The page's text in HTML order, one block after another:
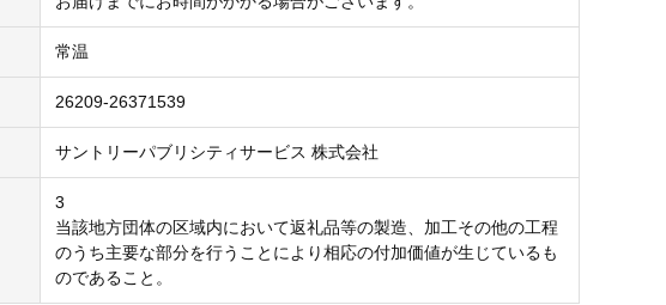
常温
26209-26371539
サントリーパブリシティサービス 株式会社
3
当該地方団体の区域内において返礼品等の製造、加工その他の工程
のうち主要な部分を行うことにより相応の付加価値が生じているも
のであること。